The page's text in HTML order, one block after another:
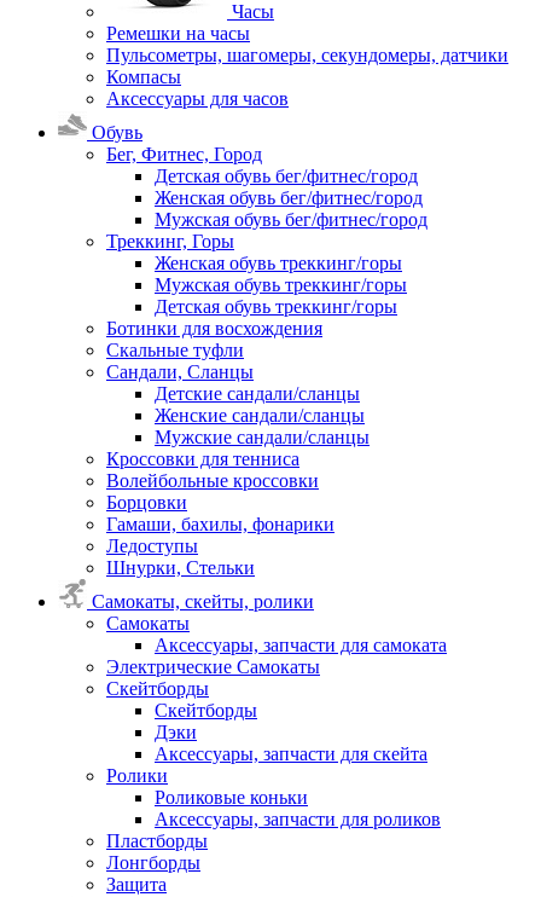
Часы
Ремешки на часы
Пульсометры, шагомеры, секундомеры, датчики
Компасы
Аксессуары для часов
Обувь
Бег, Фитнес, Город
Детская обувь бег/фитнес/город
Женская обувь бег/фитнес/город
Мужская обувь бег/фитнес/город
Треккинг, Горы
Женская обувь треккинг/горы
Мужская обувь треккинг/горы
Детская обувь треккинг/горы
Ботинки для восхождения
Скальные туфли
Сандали, Сланцы
Детские сандали/сланцы
Женские сандали/сланцы
Мужские сандали/сланцы
Кроссовки для тенниса
Волейбольные кроссовки
Борцовки
Гамаши, бахилы, фонарики
Ледоступы
Шнурки, Стельки
Самокаты, скейты, ролики
Самокаты
Аксессуары, запчасти для самоката
Электрические Самокаты
Скейтборды
Скейтборды
Дэки
Аксессуары, запчасти для скейта
Ролики
Роликовые коньки
Аксессуары, запчасти для роликов
Пластборды
Лонгборды
Защита